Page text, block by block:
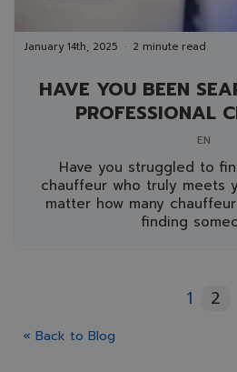
HAVE YOU BEEN
PROFESSIONAL
January 14th, 2025 2 minute read
EN
Have you struggled to
chauffeur who truly meets
matter how many
finding
1 2
« Back to Blog